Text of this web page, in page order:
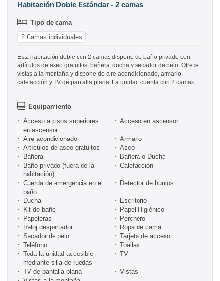
Habitación Doble Estándar - 2 camas
Tipo de cama
2 Camas individuales
Esta habitación doble con 2 camas dispone de baño privado con
artículos de aseo gratuitos, bañera, ducha y secador de pelo. Ofrece
vistas a la montaña y dispone de aire acondicionado, armario,
calefacción y TV de pantalla plana. La unidad cuenta con 2 camas.
Equipamiento
Acceso a pisos superiores
en ascensor
Acceso en ascensor
Aire acondicionado
Armario
Artículos de aseo gratuitos
Aseo
Bañera
Bañera o Ducha
Baño privado (fuera de la
habitación)
Calefacción
Cuerda de emergencia en el
baño
Detector de humos
Ducha
Escritorio
Kit de baño
Papel Higiénico
Papeleras
Perchero
Reloj despertador
Ropa de cama
Secador de pelo
Tarjeta de acceso
Teléfono
Toallas
Toda la unidad accesible
mediante silla de ruedas
TV
TV de pantalla plana
Vistas